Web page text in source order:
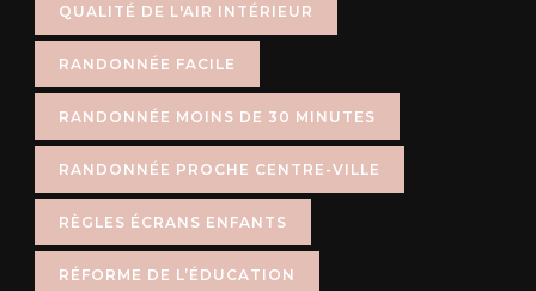
QUALITÉ DE L'AIR INTÉRIEUR
RANDONNÉE FACILE
RANDONNÉE MOINS DE 30 MINUTES
RANDONNÉE PROCHE CENTRE-VILLE
RÈGLES ÉCRANS ENFANTS
RÉFORME DE L’ÉDUCATION